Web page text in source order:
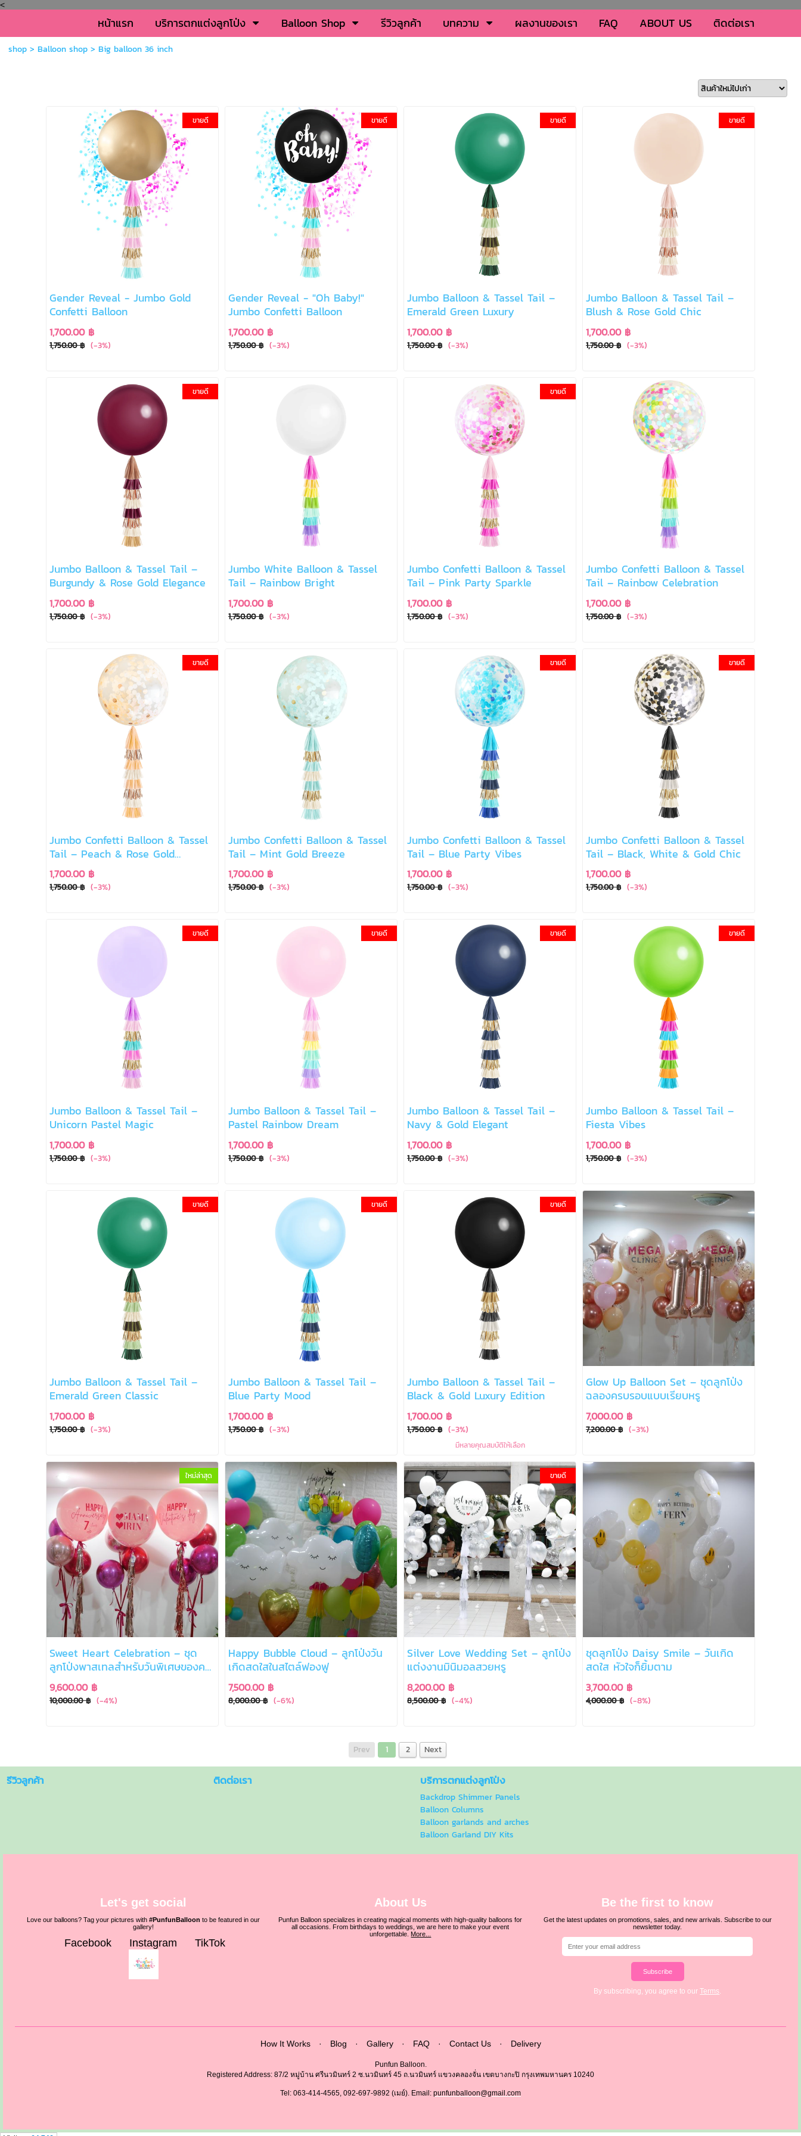
<
หน้าแรก บริการตกแต่งลูกโป่ง Balloon Shop รีวิวลูกค้า บทความ ผลงานของเรา FAQ ABOUT US ติดต่อเรา
shop> Balloon shop> Big balloon 36 inch
ขายดี
Gender Reveal - Jumbo Gold
Confetti Balloon
1,700.00 ฿
1,750.00 ฿ (-3%)
ขายดี
Gender Reveal - "Oh Baby!"
Jumbo Confetti Balloon
1,700.00 ฿
1,750.00 ฿ (-3%)
ขายดี
Jumbo Balloon & Tassel Tail –
Emerald Green Luxury
1,700.00 ฿
1,750.00 ฿ (-3%)
ขายดี
Jumbo Balloon & Tassel Tail –
Blush & Rose Gold Chic
1,700.00 ฿
1,750.00 ฿ (-3%)
ขายดี
Jumbo Balloon & Tassel Tail –
Burgundy & Rose Gold Elegance
1,700.00 ฿
1,750.00 ฿ (-3%)
Jumbo White Balloon & Tassel
Tail – Rainbow Bright
1,700.00 ฿
1,750.00 ฿ (-3%)
ขายดี
Jumbo Confetti Balloon & Tassel
Tail – Pink Party Sparkle
1,700.00 ฿
1,750.00 ฿ (-3%)
Jumbo Confetti Balloon & Tassel
Tail – Rainbow Celebration
1,700.00 ฿
1,750.00 ฿ (-3%)
ขายดี
Jumbo Confetti Balloon & Tassel
Tail – Peach & Rose Gold
Romance
1,700.00 ฿
1,750.00 ฿ (-3%)
Jumbo Confetti Balloon & Tassel
Tail – Mint Gold Breeze
1,700.00 ฿
1,750.00 ฿ (-3%)
ขายดี
Jumbo Confetti Balloon & Tassel
Tail – Blue Party Vibes
1,700.00 ฿
1,750.00 ฿ (-3%)
ขายดี
Jumbo Confetti Balloon & Tassel
Tail – Black, White & Gold Chic
1,700.00 ฿
1,750.00 ฿ (-3%)
ขายดี
Jumbo Balloon & Tassel Tail –
Unicorn Pastel Magic
1,700.00 ฿
1,750.00 ฿ (-3%)
ขายดี
Jumbo Balloon & Tassel Tail –
Pastel Rainbow Dream
1,700.00 ฿
1,750.00 ฿ (-3%)
ขายดี
Jumbo Balloon & Tassel Tail –
Navy & Gold Elegant
1,700.00 ฿
1,750.00 ฿ (-3%)
ขายดี
Jumbo Balloon & Tassel Tail –
Fiesta Vibes
1,700.00 ฿
1,750.00 ฿ (-3%)
ขายดี
Jumbo Balloon & Tassel Tail –
Emerald Green Classic
1,700.00 ฿
1,750.00 ฿ (-3%)
ขายดี
Jumbo Balloon & Tassel Tail –
Blue Party Mood
1,700.00 ฿
1,750.00 ฿ (-3%)
ขายดี
Jumbo Balloon & Tassel Tail –
Black & Gold Luxury Edition
1,700.00 ฿
1,750.00 ฿ (-3%)
มีหลายคุณสมบัติให้เลือก
Glow Up Balloon Set – ชุดลูกโป่ง
ฉลองครบรอบแบบเรียบหรู
7,000.00 ฿
7,200.00 ฿ (-3%)
ใหม่ล่าสุด
Sweet Heart Celebration – ชุด
ลูกโป่งพาสเทลสำหรับวันพิเศษของคน
พิเศษ
9,600.00 ฿
10,000.00 ฿ (-4%)
Happy Bubble Cloud – ลูกโป่งวัน
เกิดสดใสในสไตล์ฟองฟู
7,500.00 ฿
8,000.00 ฿ (-6%)
ขายดี
Silver Love Wedding Set – ลูกโป่ง
แต่งงานมินิมอลสวยหรู
8,200.00 ฿
8,500.00 ฿ (-4%)
ชุดลูกโป่ง Daisy Smile – วันเกิด
สดใส หัวใจก็ยิ้มตาม
3,700.00 ฿
4,000.00 ฿ (-8%)
Prev 1 2 Next
รีวิวลูกค้า ติดต่อเรา บริการตกแต่งลูกโป่ง
Backdrop Shimmer Panels
Balloon Columns
Balloon garlands and arches
Balloon Garland DIY Kits
Let's get social
Love our balloons? Tag your pictures with#PunfunBalloon to be featured in our
gallery!
Facebook Instagram TikTok
About Us
Punfun Balloon specializes in creating magical moments with high-quality balloons for
all occasions. From birthdays to weddings, we are here to make your event
unforgettable.More...
Be the first to know
Get the latest updates on promotions, sales, and new arrivals. Subscribe to our
newsletter today.
Subscribe
By subscribing, you agree to ourTerms
How It Works · Blog · Gallery · FAQ · Contact Us · Delivery
Punfun Balloon.
Registered Address: 87/2 หมู่บ้าน ศรีนวมินทร์ 2 ซ.นวมินทร์ 45 ถ.นวมินทร์ แขวงคลองจั่น เขตบางกะปิ กรุงเทพมหานคร 10240
Tel: 063-414-4565, 092-697-9892 (เมย์). Email: punfunballoon@gmail.com